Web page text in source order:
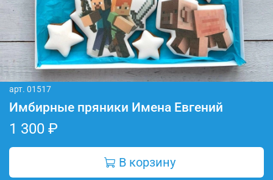
арт. 01517
Имбирные пряники Имена Евгений
1 300 ₽
В корзину